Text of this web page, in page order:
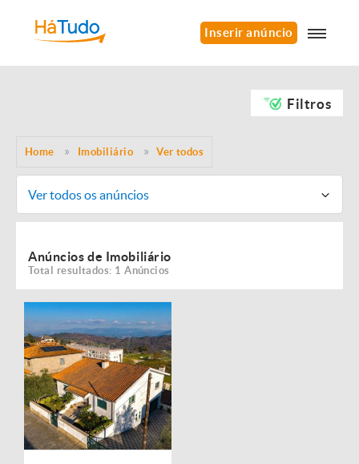
Inserir anúncio
Filtros
Home Imobiliário Ver todos
Ver todos os anúncios
Anúncios de Imobiliário
Total resultados: 1 Anúncios